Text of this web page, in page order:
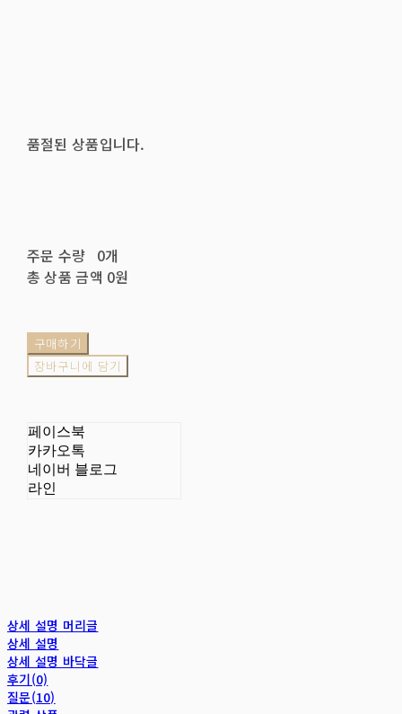
품절된 상품입니다.
주문 수량 0개
총 상품 금액 0원
구매하기
장바구니에 담기
페이스북
카카오톡
네이버 블로그
라인
상세 설명 머리글
상세 설명
상세 설명 바닥글
후기(0)
질문(10)